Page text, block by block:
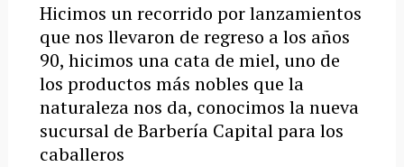
Hicimos un recorrido por lanzamientos
que nos llevaron de regreso a los años
90, hicimos una cata de miel, uno de
los productos más nobles que la
naturaleza nos da, conocimos la nueva
sucursal de Barbería Capital para los
caballeros